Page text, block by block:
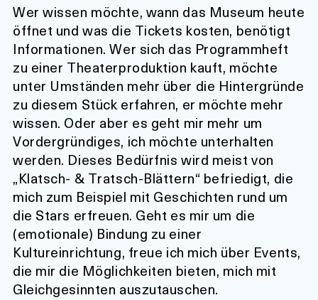
Wer wissen möchte, wann das Museum heute
öffnet und was die Tickets kosten, benötigt
Informationen. Wer sich das Programmheft
zu einer Theaterproduktion kauft, möchte
unter Umständen mehr über die Hintergründe
zu diesem Stück erfahren, er möchte mehr
wissen. Oder aber es geht mir mehr um
Vordergründiges, ich möchte unterhalten
werden. Dieses Bedürfnis wird meist von
„Klatsch- & Tratsch-Blättern“ befriedigt, die
mich zum Beispiel mit Geschichten rund um
die Stars erfreuen. Geht es mir um die
(emotionale) Bindung zu einer
Kultureinrichtung, freue ich mich über Events,
die mir die Möglichkeiten bieten, mich mit
Gleichgesinnten auszutauschen.